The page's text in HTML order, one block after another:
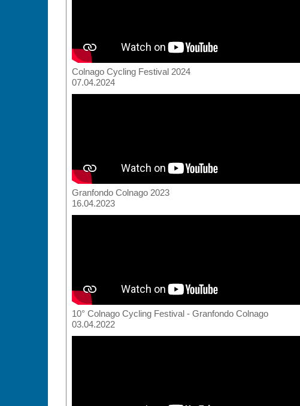
Colnago Cycling Festival 2024
07.04.2024
Granfondo Colnago 2023
16.04.2023
10° Colnago Cycling Festival - Granfondo Colnago
03.04.2022